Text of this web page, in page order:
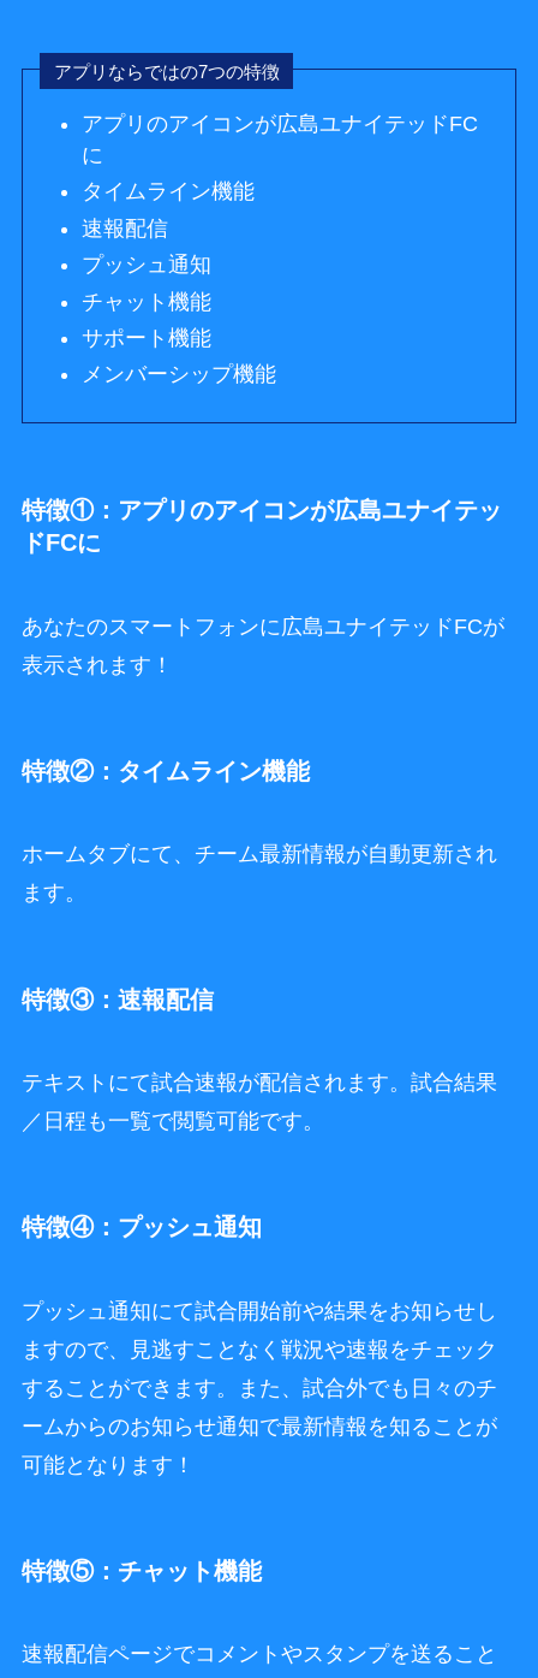
アプリならではの7つの特徴
アプリのアイコンが広島ユナイテッドFC
に
タイムライン機能
速報配信
プッシュ通知
チャット機能
サポート機能
メンバーシップ機能
特徴①：アプリのアイコンが広島ユナイテッ
ドFCに
あなたのスマートフォンに広島ユナイテッドFCが
表示されます！
特徴②：タイムライン機能
ホームタブにて、チーム最新情報が自動更新され
ます。
特徴③：速報配信
テキストにて試合速報が配信されます。試合結果
／日程も一覧で閲覧可能です。
特徴④：プッシュ通知
プッシュ通知にて試合開始前や結果をお知らせし
ますので、見逃すことなく戦況や速報をチェック
することができます。また、試合外でも日々のチ
ームからのお知らせ通知で最新情報を知ることが
可能となります！
特徴⑤：チャット機能
速報配信ページでコメントやスタンプを送ること